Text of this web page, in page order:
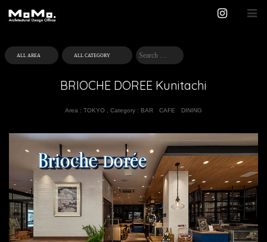
BRIOCHE DOREE Kunitachi
Area : TOKYO Category : BAR CAFE DINING